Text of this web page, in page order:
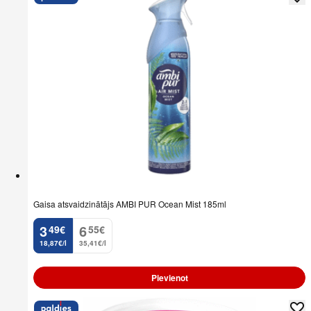
Gaisa atsvaidzinātājs AMBI PUR Ocean Mist 185ml
3
. 49€
18,87€/l
6
. 55€
35,41€/l
Pievienot